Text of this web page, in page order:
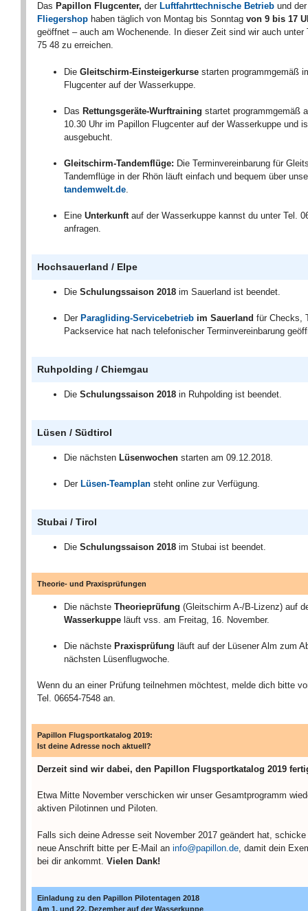
Das Papillon Flugcenter, der Luftfahrttechnische Betrieb und der
Fliegershop haben täglich von Montag bis Sonntag von 9 bis 17
geöffnet – auch am Wochenende. In dieser Zeit sind wir auch unter
75 48 zu erreichen.
Die Gleitschirm-Einsteigerkurse starten programmgemäß
Flugcenter auf der Wasserkuppe.
Das Rettungsgeräte-Wurftraining startet programmgemäß
10.30 Uhr im Papillon Flugcenter auf der Wasserkuppe und
ausgebucht.
Gleitschirm-Tandemflüge: Die Terminvereinbarung für
Tandemflüge in der Rhön läuft einfach und bequem über
tandemwelt.de
Eine Unterkunft auf der Wasserkuppe kannst du unter Tel.
anfragen.
Hochsauerland / Elpe
Die Schulungssaison 2018 im Sauerland ist beendet.
Der Paragliding-Servicebetrieb im Sauerland für Checks,
Packservice hat nach telefonischer Terminvereinbarung
Ruhpolding / Chiemgau
Die Schulungssaison 2018 in Ruhpolding ist beendet.
Lüsen / Südtirol
Die nächsten Lüsenwochen starten am 09.12.2018.
Der Lüsen-Teamplan steht online zur Verfügung.
Stubai / Tirol
Die Schulungssaison 2018 im Stubai ist beendet.
Theorie- und Praxisprüfungen
Die nächste Theorieprüfung (Gleitschirm A-/B-Lizenz) auf
Wasserkuppe läuft vss. am Freitag, 16. November.
Die nächste Praxisprüfung läuft auf der Lüsener Alm zum
nächsten Lüsenflugwoche.
Wenn du an einer Prüfung teilnehmen möchtest, melde dich bitte
Tel. 06654-7548 an.
Papillon Flugsportkatalog 2019:
Ist deine Adresse noch aktuell?
Derzeit sind wir dabei, den Papillon Flugsportkatalog 2019
Etwa Mitte November verschicken wir unser Gesamtprogramm
aktiven Pilotinnen und Piloten.
Falls sich deine Adresse seit November 2017 geändert hat,
neue Anschrift bitte per E-Mail an info@papillon.de , damit dein
bei dir ankommt. Vielen Dank!
Einladung zu den Papillon Pilotentagen 2018
Am 1. und 22. Dezember auf der Wasserkuppe